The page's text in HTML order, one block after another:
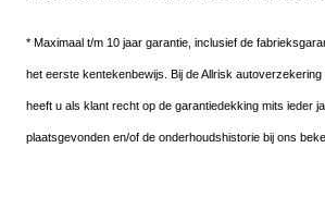
* Maximaal t/m 10 jaar garantie, inclusief de
het eerste kentekenbewijs. Bij de Allrisk autoverzekering
heeft u als klant recht op de garantiedekking mits ieder
plaatsgevonden en/of de onderhoudshistorie bij ons